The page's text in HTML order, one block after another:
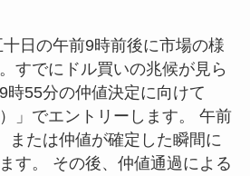
日の午前9時前後に市場の様
すでにドル買いの兆候が見ら
時55分の仲値決定に向けて
」でエントリーします。 午前
または仲値が確定した瞬間に
す。 その後、仲値通過による